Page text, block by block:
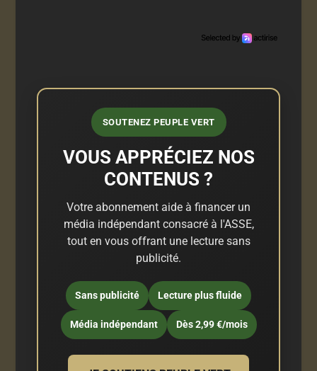
SOUTENEZ PEUPLE VERT
VOUS APPRÉCIEZ NOS
CONTENUS ?
Votre abonnement aide à financer un
média indépendant consacré à l'ASSE,
tout en vous offrant une lecture sans
publicité.
Sans publicité Lecture plus fluide
Média indépendant Dès 2,99 €/mois